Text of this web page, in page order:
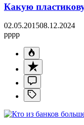
Какую
02.05.201508.12.2024
pppp